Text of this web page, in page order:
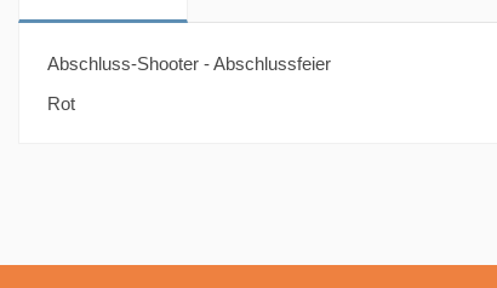
Abschluss-Shooter - Abschlussfeier
Rot